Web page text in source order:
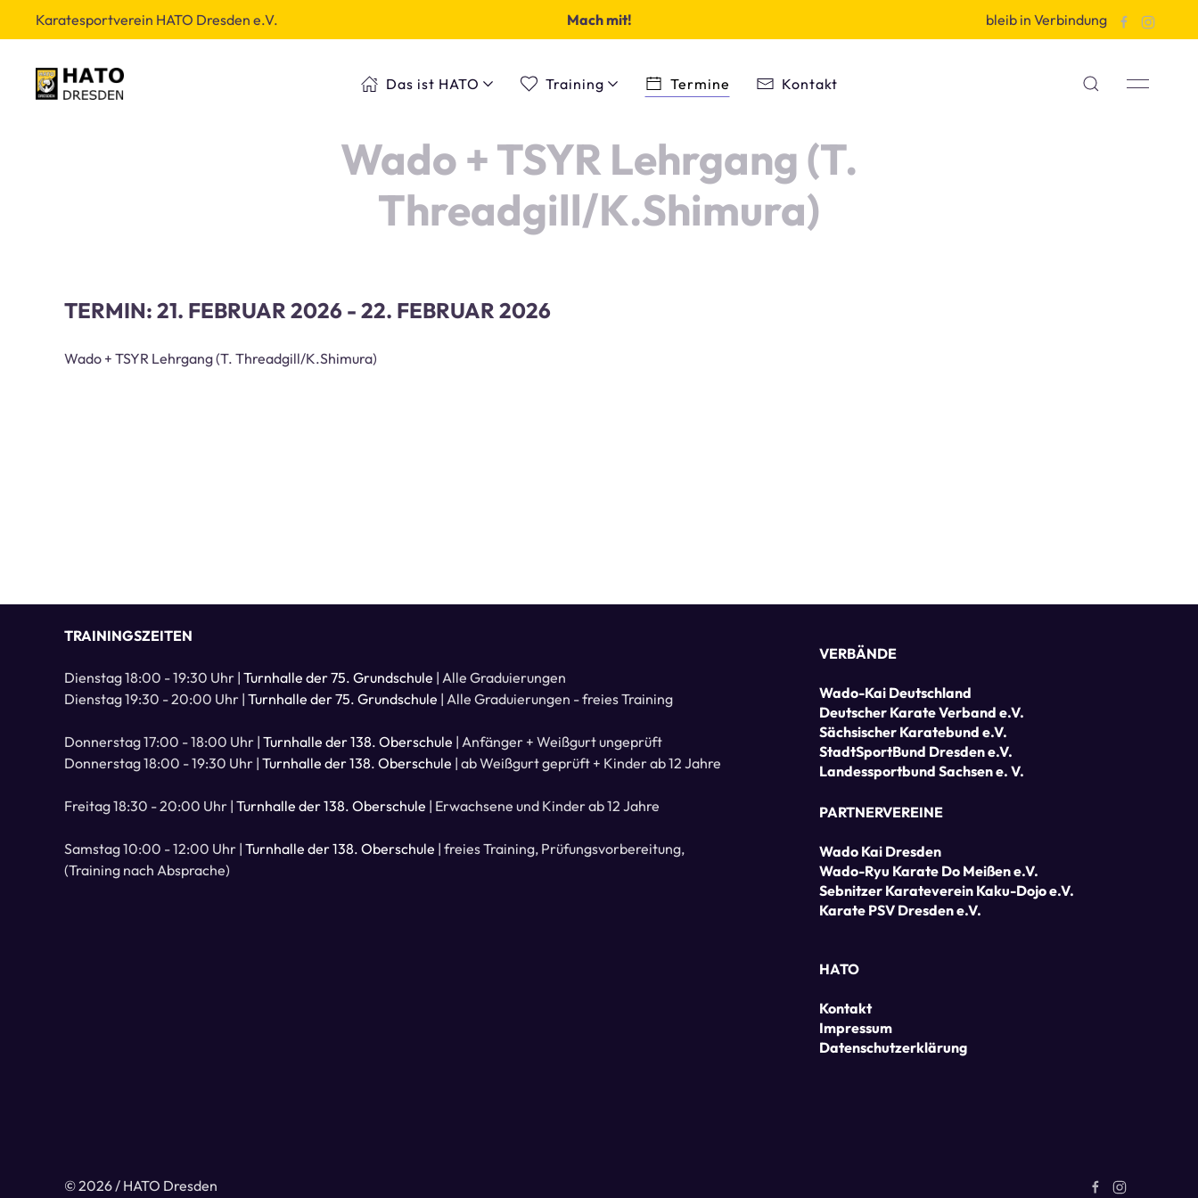
Karatesportverein HATO Dresden e.V. Mach mit! bleib in Verbindung
Das ist HATO Training Termine Kontakt
Wado + TSYR Lehrgang (T.
Threadgill/K.Shimura)
TERMIN: 21. FEBRUAR 2026 - 22. FEBRUAR 2026
Wado + TSYR Lehrgang (T. Threadgill/K.Shimura)
TRAININGSZEITEN
Dienstag 18:00 - 19:30 Uhr | Turnhalle der 75. Grundschule | Alle Graduierungen
Dienstag 19:30 - 20:00 Uhr | Turnhalle der 75. Grundschule | Alle Graduierungen - freies Training
Donnerstag 17:00 - 18:00 Uhr | Turnhalle der 138. Oberschule | Anfänger + Weißgurt ungeprüft
Donnerstag 18:00 - 19:30 Uhr | Turnhalle der 138. Oberschule | ab Weißgurt geprüft + Kinder ab 12 Jahre
Freitag 18:30 - 20:00 Uhr | Turnhalle der 138. Oberschule | Erwachsene und Kinder ab 12 Jahre
Samstag 10:00 - 12:00 Uhr | Turnhalle der 138. Oberschule | freies Training, Prüfungsvorbereitung,
(Training nach Absprache)
VERBÄNDE
Wado-Kai Deutschland
Deutscher Karate Verband e.V.
Sächsischer Karatebund e.V.
StadtSportBund Dresden e.V.
Landessportbund Sachsen e. V.
PARTNERVEREINE
Wado Kai Dresden
Wado-Ryu Karate Do Meißen e.V.
Sebnitzer Karateverein Kaku-Dojo e.V.
Karate PSV Dresden e.V.
HATO
Kontakt
Impressum
Datenschutzerklärung
© 2026 / HATO Dresden